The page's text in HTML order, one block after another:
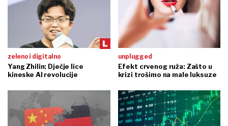
zeleno i digitalno
Yang Zhilin: Dječje lice
kineske AI revolucije
unplugged
Efekt crvenog ruža: Zašto u
krizi trošimo na male luksuze